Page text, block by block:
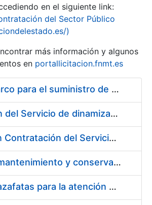
en el siguiente link:
del Sector Público
)
más información y algunos
en portallicitacion.fnmt.es
Contrato marco para el suministro de ferretería
Contratación del Servicio de dinamización y fomento del uso de certificados ceres en redes sociales
Rectificación Contratación del Servicio de dinamización y fomento del uso de certificados ceres en redes sociales
Servicio de mantenimiento y conservación de plantas y flores
Servicio de azafatas para la atención al público en las tiendas de la Fábrica Nacional de Moneda y Timbre – Real Casa de Moneda